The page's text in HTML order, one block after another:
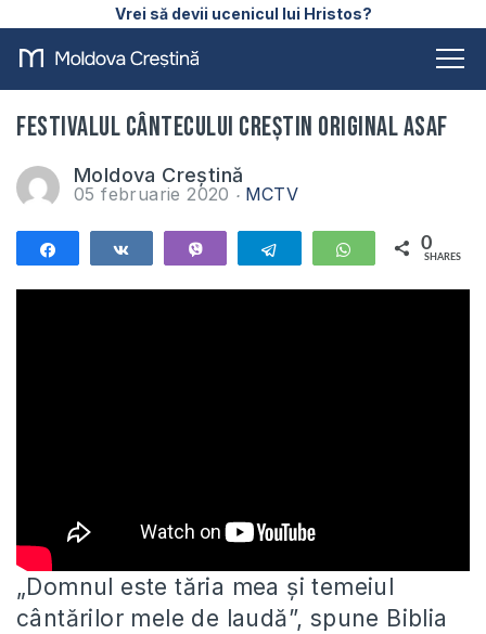
Vrei să devii ucenicul lui Hristos?
Festivalul cântecului creștin original Asaf
Moldova Creștină
05 februarie 2020 MCTV
Telegram WhatsApp
0
SHARES
„Domnul este tăria mea şi temeiul
cântărilor mele de laudă”, spune Biblia